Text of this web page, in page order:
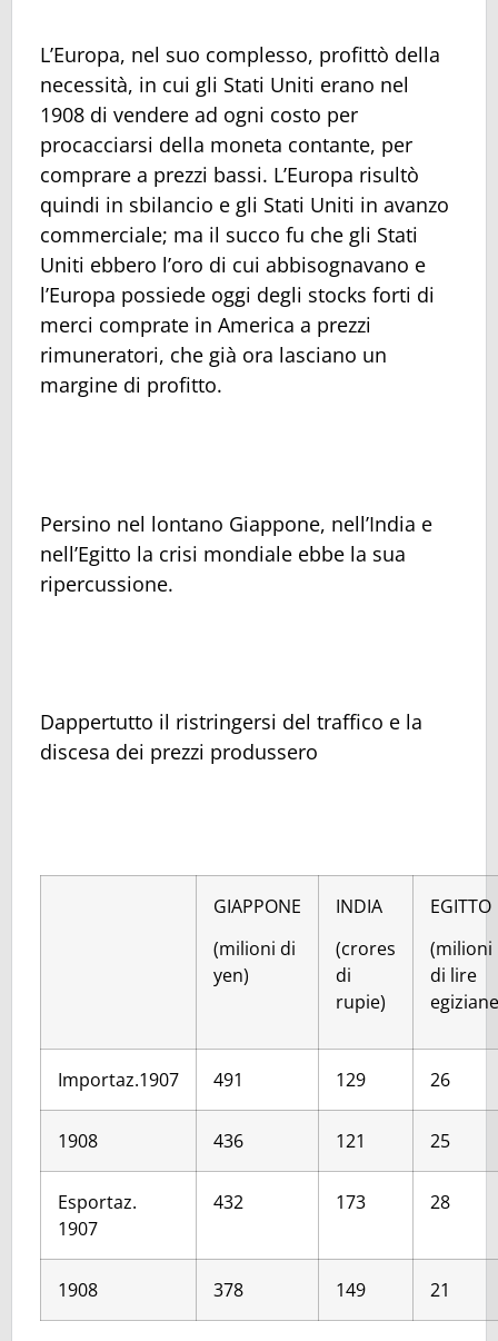
L’Europa, nel suo complesso, profittò della
necessità, in cui gli Stati Uniti erano nel
1908 di vendere ad ogni costo per
procacciarsi della moneta contante, per
comprare a prezzi bassi. L’Europa risultò
quindi in sbilancio e gli Stati Uniti in avanzo
commerciale; ma il succo fu che gli Stati
Uniti ebbero l’oro di cui abbisognavano e
l’Europa possiede oggi degli stocks forti di
merci comprate in America a prezzi
rimuneratori, che già ora lasciano un
margine di profitto.
Persino nel lontano Giappone, nell’India e
nell’Egitto la crisi mondiale ebbe la sua
ripercussione.
Dappertutto il ristringersi del traffico e la
discesa dei prezzi produssero
GIAPPONE
(milioni di
yen)
INDIA
(crores
di
rupie)
EGITTO
(milioni
di lire
Importaz.1907 491 129 26
1908 436 121 25
Esportaz.
1907
432 173 28
1908 378 149 21